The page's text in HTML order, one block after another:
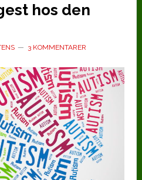
hos den
3 KOMMENTARER